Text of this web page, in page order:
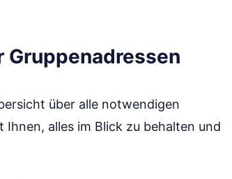
über alle notwendigen
alles im Blick zu behalten und